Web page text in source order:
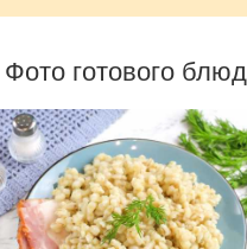
Фото готового